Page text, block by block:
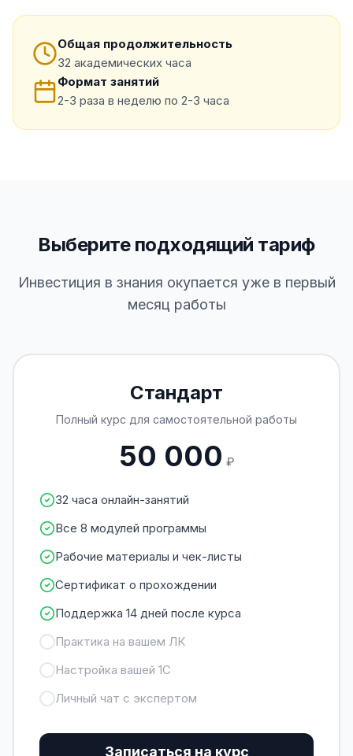
Общая продолжительность
32 академических часа
Формат занятий
2-3 раза в неделю по 2-3 часа
Выберите подходящий тариф
Инвестиция в знания окупается уже в первый
месяц работы
Стандарт
Полный курс для самостоятельной работы
50 000 ₽
32 часа онлайн-занятий
Все 8 модулей программы
Рабочие материалы и чек-листы
Сертификат о прохождении
Поддержка 14 дней после курса
Практика на вашем ЛК
Настройка вашей 1С
Личный чат с экспертом
Записаться на курс